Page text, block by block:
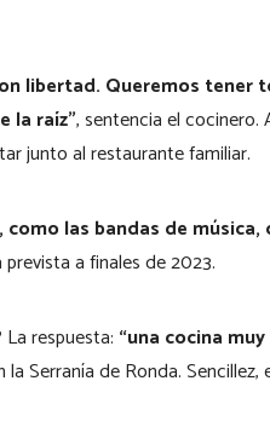
libertad. Queremos tener
la raíz”, sentencia el
junto al restaurante familiar.
las bandas de música,
a finales de 2023.
La respuesta: “una cocina
Serranía de Ronda.